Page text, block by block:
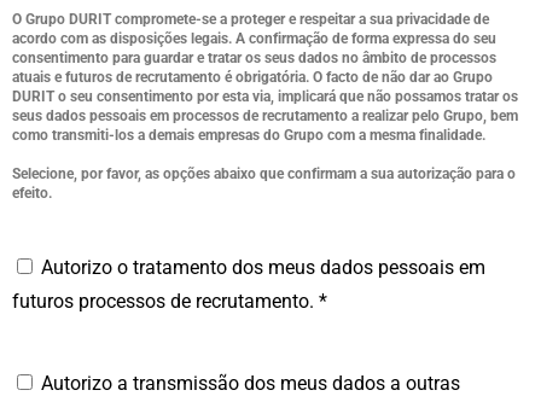
O Grupo DURIT compromete-se a proteger e respeitar a sua privacidade de
acordo com as disposições legais. A confirmação de forma expressa do seu
consentimento para guardar e tratar os seus dados no âmbito de processos
atuais e futuros de recrutamento é obrigatória. O facto de não dar ao Grupo
DURIT o seu consentimento por esta via, implicará que não possamos tratar os
seus dados pessoais em processos de recrutamento a realizar pelo Grupo, bem
como transmiti-los a demais empresas do Grupo com a mesma finalidade.
Selecione, por favor, as opções abaixo que confirmam a sua autorização para o
efeito.
Autorizo o tratamento dos meus dados pessoais em
futuros processos de recrutamento. *
Autorizo a transmissão dos meus dados a outras